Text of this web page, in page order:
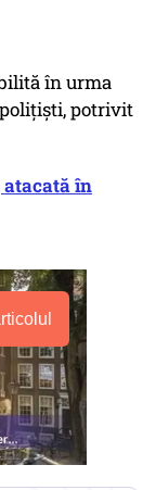
în urma
potrivit
atacată în